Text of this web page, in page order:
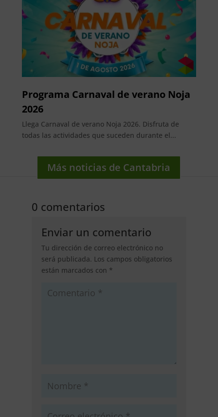
Programa Carnaval de verano Noja
2026
Llega Carnaval de verano Noja 2026. Disfruta de
todas las actividades que suceden durante el...
Más noticias de Cantabria
0 comentarios
Enviar un comentario
Tu dirección de correo electrónico no
será publicada. Los campos obligatorios
están marcados con *